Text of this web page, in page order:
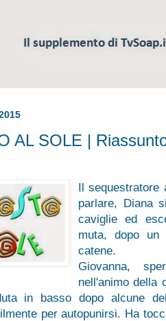
AL SOLE |
Il sequestratore
parlare, Diana
caviglie ed
muta, dopo
catene.
Giovanna,
nell'animo della
in basso dopo alcune
per autopunirsi. Ha